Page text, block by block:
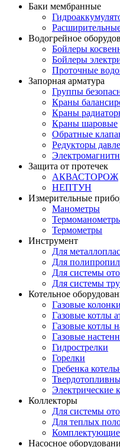
Баки мембранные
Водогрейное
Бойлеры
Бойлеры
Проточные
Запорная арматура
Группы
Краны
Краны
Краны шаровые
Обратные
Редукторы
Защита от протечек
АКВАСТОРОЖ
НЕПТУН
Измерительные
Манометры
Термометры
Инструмент
Для
Для
Для системы
Для системы
Котельное
Газовые колонки
Газовые котлы
Газовые котлы
Газовые
Гидрострелки
Горелки
Гребенка
Электрические
Коллекторы
Для системы
Для теплых
Комплектующие
Насосное